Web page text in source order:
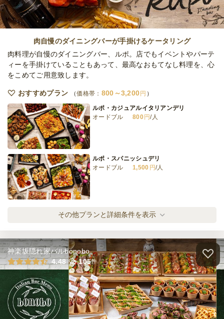
肉自慢のダイニングバーが手掛けるケータリング
肉料理が自慢のダイニングバー、ルポ。店でもイベントやパーテ
ィーを手掛けていることもあって、最高なおもてなし料理を、心
をこめてご用意致します。
おすすめプラン 価格帯： 800～3,200円
ルポ・カジュアルイタリアンデリ
オードブル
800円/人
ルポ・スパニッシュデリ
オードブル
1,500 円/人
オードブル
900円/人
ルポ・オステリア デリ
オードブル
1,000円/人
ルポ・プレミアムイタリアンデリ
その他プランと詳細条件を表示
神楽坂隠れ家バルbonobo
4.48
105件